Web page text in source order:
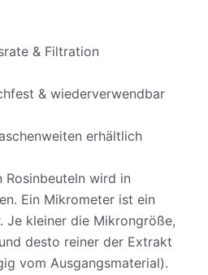
& Filtration
& wiederverwendbar
erhältlich
Rosinbeuteln wird in
Ein Mikrometer ist ein
Je kleiner die Mikrongröße,
desto reiner der Extrakt
vom Ausgangsmaterial).